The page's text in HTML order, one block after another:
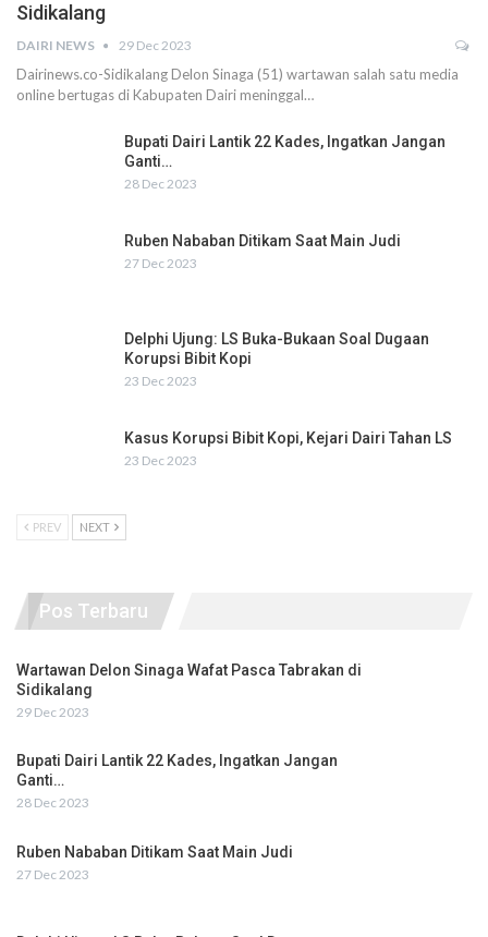
Sidikalang
DAIRI NEWS 29 Dec 2023
Dairinews.co-Sidikalang Delon Sinaga (51) wartawan salah satu media
online bertugas di Kabupaten Dairi meninggal…
Bupati Dairi Lantik 22 Kades, Ingatkan Jangan
Ganti…
28 Dec 2023
Ruben Nababan Ditikam Saat Main Judi
27 Dec 2023
Delphi Ujung: LS Buka-Bukaan Soal Dugaan
Korupsi Bibit Kopi
23 Dec 2023
Kasus Korupsi Bibit Kopi, Kejari Dairi Tahan LS
23 Dec 2023
PREV NEXT
Pos Terbaru
Wartawan Delon Sinaga Wafat Pasca Tabrakan di
Sidikalang
29 Dec 2023
Bupati Dairi Lantik 22 Kades, Ingatkan Jangan
Ganti…
28 Dec 2023
Ruben Nababan Ditikam Saat Main Judi
27 Dec 2023